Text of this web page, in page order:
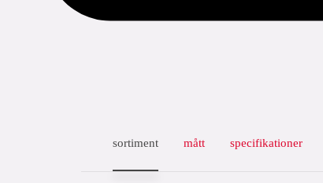
sortiment mått specifikationer